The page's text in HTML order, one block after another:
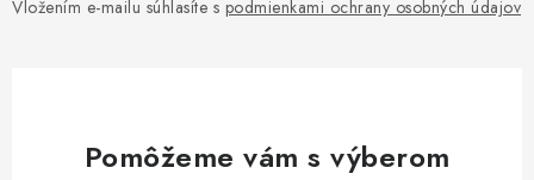
Vložením e-mailu súhlasíte s podmienkami ochrany osobných údajov
Pomôžeme vám s výberom